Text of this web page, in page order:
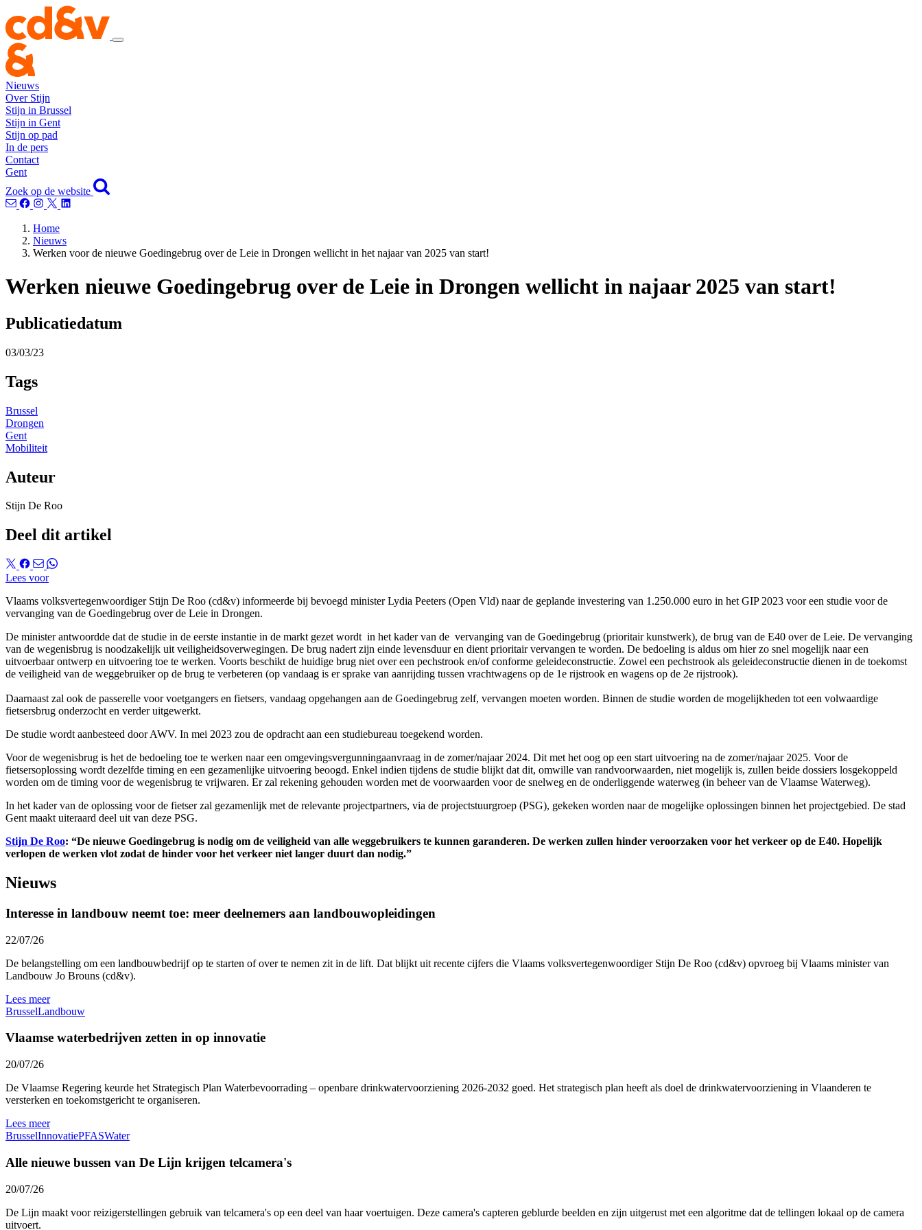
Nieuws
Over Stijn
Stijn in Brussel
Stijn in Gent
Stijn op pad
In de pers
Contact
Gent
Zoek op de website
Home
Nieuws
Werken voor de nieuwe Goedingebrug over de Leie in Drongen wellicht in het najaar van 2025 van start!
Werken nieuwe Goedingebrug over de Leie in Drongen wellicht in najaar 2025 van start!
Publicatiedatum
03/03/23
Tags
Brussel
Drongen
Gent
Mobiliteit
Auteur
Stijn De Roo
Deel dit artikel
Lees voor
Vlaams volksvertegenwoordiger Stijn De Roo (cd&v) informeerde bij bevoegd minister Lydia Peeters (Open Vld) naar de geplande investering van 1.250.000 euro in het GIP 2023 voor een studie voor de
vervanging van de Goedingebrug over de Leie in Drongen.
De minister antwoordde dat de studie in de eerste instantie in de markt gezet wordt in het kader van de vervanging van de Goedingebrug (prioritair kunstwerk), de brug van de E40 over de Leie. De vervanging
van de wegenisbrug is noodzakelijk uit veiligheidsoverwegingen. De brug nadert zijn einde levensduur en dient prioritair vervangen te worden. De bedoeling is aldus om hier zo snel mogelijk naar een
uitvoerbaar ontwerp en uitvoering toe te werken. Voorts beschikt de huidige brug niet over een pechstrook en/of conforme geleideconstructie. Zowel een pechstrook als geleideconstructie dienen in de toekomst
de veiligheid van de weggebruiker op de brug te verbeteren (op vandaag is er sprake van aanrijding tussen vrachtwagens op de 1e rijstrook en wagens op de 2e rijstrook).
Daarnaast zal ook de passerelle voor voetgangers en fietsers, vandaag opgehangen aan de Goedingebrug zelf, vervangen moeten worden. Binnen de studie worden de mogelijkheden tot een volwaardige
fietsersbrug onderzocht en verder uitgewerkt.
De studie wordt aanbesteed door AWV. In mei 2023 zou de opdracht aan een studiebureau toegekend worden.
Voor de wegenisbrug is het de bedoeling toe te werken naar een omgevingsvergunningaanvraag in de zomer/najaar 2024. Dit met het oog op een start uitvoering na de zomer/najaar 2025. Voor de
fietsersoplossing wordt dezelfde timing en een gezamenlijke uitvoering beoogd. Enkel indien tijdens de studie blijkt dat dit, omwille van randvoorwaarden, niet mogelijk is, zullen beide dossiers losgekoppeld
worden om de timing voor de wegenisbrug te vrijwaren. Er zal rekening gehouden worden met de voorwaarden voor de snelweg en de onderliggende waterweg (in beheer van de Vlaamse Waterweg).
In het kader van de oplossing voor de fietser zal gezamenlijk met de relevante projectpartners, via de projectstuurgroep (PSG), gekeken worden naar de mogelijke oplossingen binnen het projectgebied. De stad
Gent maakt uiteraard deel uit van deze PSG.
Stijn De Roo: “De nieuwe Goedingebrug is nodig om de veiligheid van alle weggebruikers te kunnen garanderen. De werken zullen hinder veroorzaken voor het verkeer op de E40. Hopelijk
verlopen de werken vlot zodat de hinder voor het verkeer niet langer duurt dan nodig.”
Nieuws
Interesse in landbouw neemt toe: meer deelnemers aan landbouwopleidingen
22/07/26
De belangstelling om een landbouwbedrijf op te starten of over te nemen zit in de lift. Dat blijkt uit recente cijfers die Vlaams volksvertegenwoordiger Stijn De Roo (cd&v) opvroeg bij Vlaams minister van
Landbouw Jo Brouns (cd&v).
Lees meer
BrusselLandbouw
Vlaamse waterbedrijven zetten in op innovatie
20/07/26
De Vlaamse Regering keurde het Strategisch Plan Waterbevoorrading – openbare drinkwatervoorziening 2026-2032 goed. Het strategisch plan heeft als doel de drinkwatervoorziening in Vlaanderen te
versterken en toekomstgericht te organiseren.
Lees meer
BrusselInnovatiePFASWater
Alle nieuwe bussen van De Lijn krijgen telcamera's
20/07/26
De Lijn maakt voor reizigerstellingen gebruik van telcamera's op een deel van haar voertuigen. Deze camera's capteren geblurde beelden en zijn uitgerust met een algoritme dat de tellingen lokaal op de camera
uitvoert.